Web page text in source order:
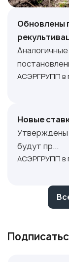
Обновлены
АСЭРГРУПП в
Новые
Утверждены
будут пр...
АСЭРГРУПП в